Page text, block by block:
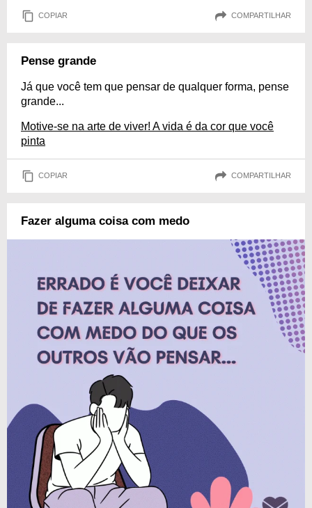
COPIAR COMPARTILHAR
Pense grande
Já que você tem que pensar de qualquer forma, pense
grande...
Motive-se na arte de viver! A vida é da cor que você
pinta
COPIAR COMPARTILHAR
Fazer alguma coisa com medo